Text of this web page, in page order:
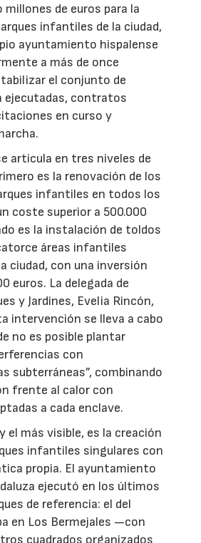
millones de euros para la
infantiles de la ciudad,
ayuntamiento hispalense
a más de once
el conjunto de
ejecutadas, contratos
en curso y
articula en tres niveles de
es la renovación de los
infantiles en todos los
coste superior a 500.000
es la instalación de toldos
áreas infantiles
ciudad, con una inversión
euros. La delegada de
y Jardines, Evelia Rincón,
intervención se lleva a cabo
no es posible plantar
con
subterráneas”, combinando
frente al calor con
a cada enclave.
el más visible, es la creación
infantiles singulares con
propia. El ayuntamiento
ejecutó en los últimos
de referencia: el del
en Los Bermejales —con
cuadrados organizados